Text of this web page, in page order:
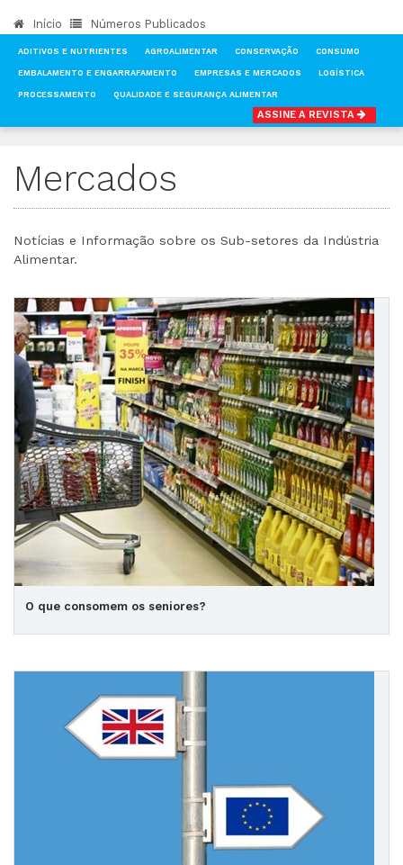
Início Números Publicados
ADITIVOS E NUTRIENTES AGROALIMENTAR CONSERVAÇÃO CONSUMO
EMBALAMENTO E ENGARRAFAMENTO EMPRESAS E MERCADOS LOGÍSTICA
PROCESSAMENTO QUALIDADE E SEGURANÇA ALIMENTAR
ASSINE A REVISTA
Mercados
Notícias e Informação sobre os Sub-setores da Indústria
Alimentar.
O que consomem os seniores?